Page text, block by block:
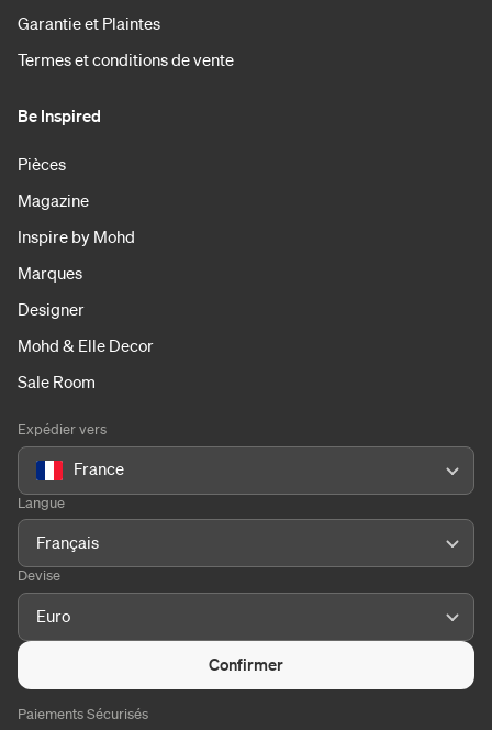
Garantie et Plaintes
Termes et conditions de vente
Be Inspired
Pièces
Magazine
Inspire by Mohd
Marques
Designer
Mohd & Elle Decor
Sale Room
Expédier vers
France
Langue
Français
Devise
Euro
Confirmer
Paiements Sécurisés